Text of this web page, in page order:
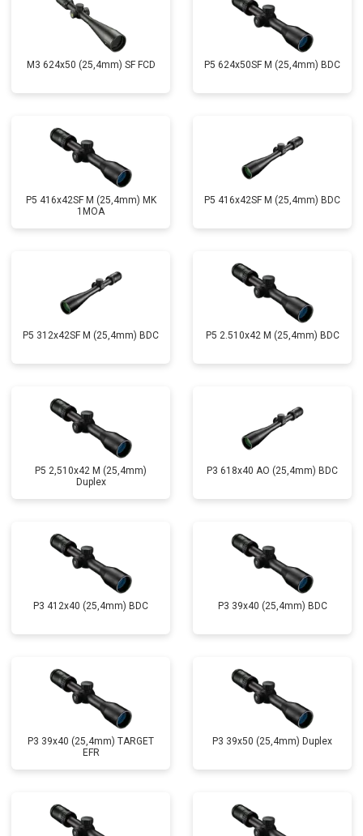
M3 624x50 (25,4mm) SF FCD P5 624x50SF M (25,4mm) BDC
P5 416x42SF M (25,4mm) MK
1MOA
P5 416x42SF M (25,4mm) BDC
P5 312x42SF M (25,4mm) BDC P5 2.510x42 M (25,4mm) BDC
P5 2,510x42 M (25,4mm)
Duplex
P3 618x40 AO (25,4mm) BDC
P3 412x40 (25,4mm) BDC P3 39x40 (25,4mm) BDC
P3 39x40 (25,4mm) TARGET
EFR
P3 39x50 (25,4mm) Duplex